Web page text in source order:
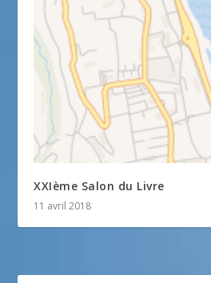
XXIème Salon du Livre
11 avril 2018